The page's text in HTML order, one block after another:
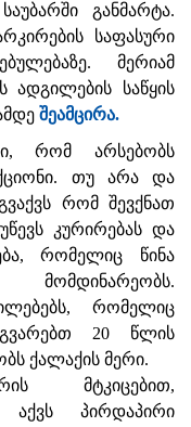
განმარტა.
საფასური
მერიამ
ადგილების საწყის
შეამცირა.
რომ არსებობს
თუ არა და
რომ შევქნათ
კურირებას და
რომელიც წინა
რომელიც
20 წლის
ქალაქის მერი.
მტკიცებით,
აქვს პირდაპირი